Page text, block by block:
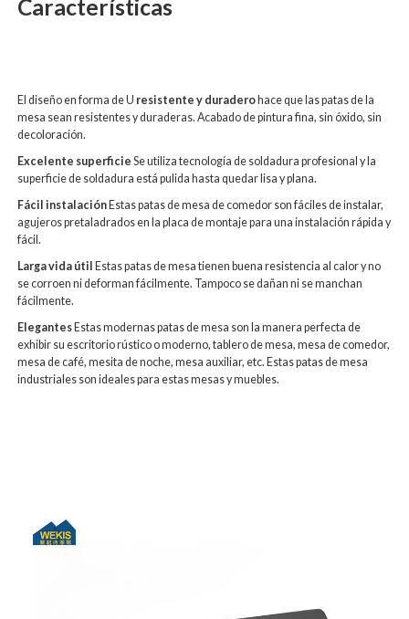
Características
El diseño en forma de U resistente y duradero hace que las patas de la
mesa sean resistentes y duraderas. Acabado de pintura fina, sin óxido, sin
decoloración.
Excelente superficie Se utiliza tecnología de soldadura profesional y la
superficie de soldadura está pulida hasta quedar lisa y plana.
Fácil instalación Estas patas de mesa de comedor son fáciles de instalar,
agujeros pretaladrados en la placa de montaje para una instalación rápida y
fácil.
Larga vida útil Estas patas de mesa tienen buena resistencia al calor y no
se corroen ni deforman fácilmente. Tampoco se dañan ni se manchan
fácilmente.
Elegantes Estas modernas patas de mesa son la manera perfecta de
exhibir su escritorio rústico o moderno, tablero de mesa, mesa de comedor,
mesa de café, mesita de noche, mesa auxiliar, etc. Estas patas de mesa
industriales son ideales para estas mesas y muebles.